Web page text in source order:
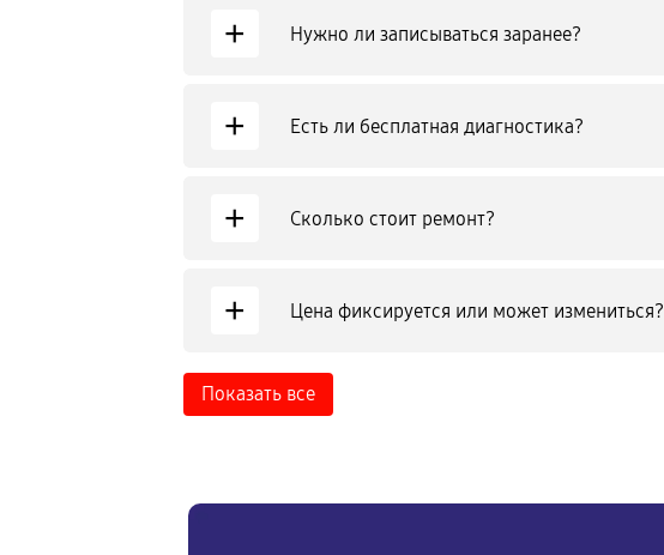
+ Нужно ли записываться заранее?
+ Есть ли бесплатная диагностика?
+ Сколько стоит ремонт?
+ Цена фиксируется или может измениться?
Показать все